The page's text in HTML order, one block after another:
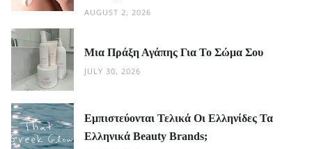
AUGUST 2, 2026
Μια Πράξη Αγάπης Για Το Σώμα Σου
JULY 30, 2026
Εμπιστεύονται Τελικά Οι Ελληνίδες Τα
Ελληνικά Beauty Brands;